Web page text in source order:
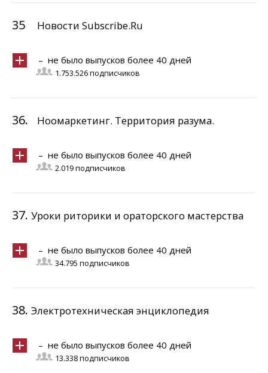
35 Новости Subscribe.Ru
– не было выпусков более 40 дней
1.753.526 подписчиков
36. Ноомаркетинг. Территория разума.
– не было выпусков более 40 дней
2.019 подписчиков
37. Уроки риторики и ораторского мастерства
– не было выпусков более 40 дней
34.795 подписчиков
38. Электротехническая энциклопедия
– не было выпусков более 40 дней
13.338 подписчиков